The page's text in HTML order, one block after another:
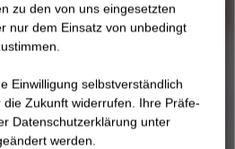
zu den von uns eingesetzten
nur dem Einsatz von unbedingt
Einwilligung selbstverständlich
die Zukunft widerrufen. Ihre Prä­fe­
Datenschutzerklärung unter
werden.